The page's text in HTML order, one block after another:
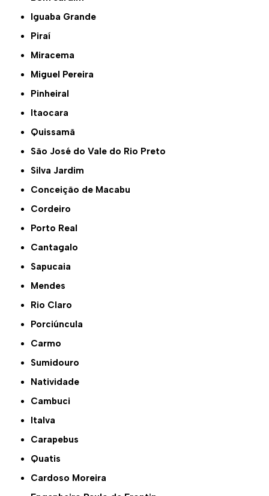
Iguaba Grande
Piraí
Miracema
Miguel Pereira
Pinheiral
Itaocara
Quissamã
São José do Vale do Rio Preto
Silva Jardim
Conceição de Macabu
Cordeiro
Porto Real
Cantagalo
Sapucaia
Mendes
Rio Claro
Porciúncula
Carmo
Sumidouro
Natividade
Cambuci
Italva
Carapebus
Quatis
Cardoso Moreira